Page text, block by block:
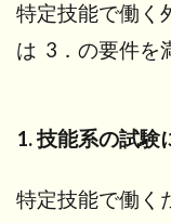
特定技能で働く
は 3．の要件を
1. 技能系の試験
特定技能で働く